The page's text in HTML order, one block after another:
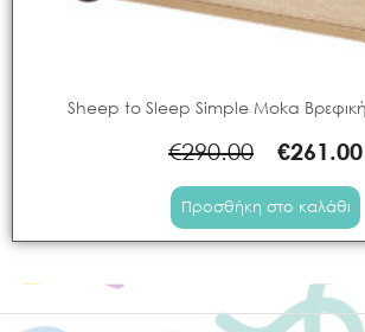
Sheep to Sleep Simple Moka
€290.00 €261.00
Προσθήκη στο καλάθι